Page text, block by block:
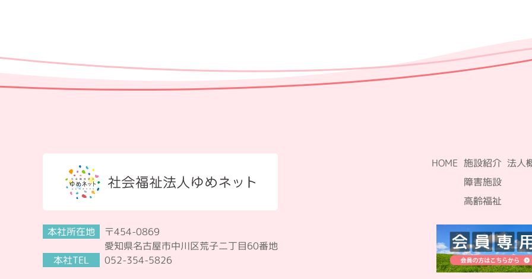
本社所在地
〒454-0869
愛知県名古屋市中川区荒子二丁目60番地
本社TEL
052-354-5826
HOME 施設紹介
障害施設
高齢福祉
法人